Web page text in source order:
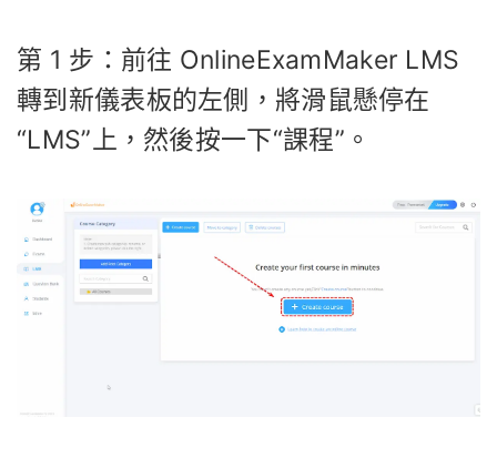
第 1 步：前往 OnlineExamMaker LMS
轉到新儀表板的左側，將滑鼠懸停在
“LMS”上，然後按一下“課程”。